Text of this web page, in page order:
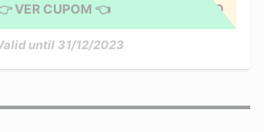
CUPOM APLICADO
VER CUPOM 👈
until 31/12/2023